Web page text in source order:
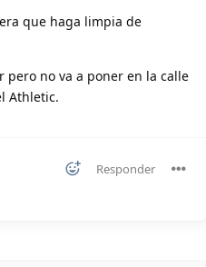
que haga limpia de
no va a poner en la calle
Athletic.
Responder